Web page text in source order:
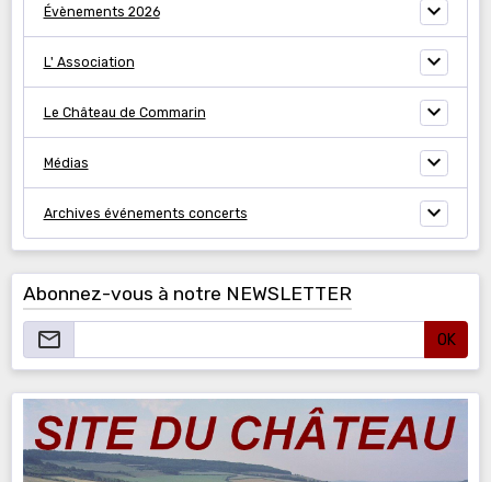
Évènements 2026
L' Association
Le Château de Commarin
Médias
Archives événements concerts
Abonnez-vous à notre NEWSLETTER
OK